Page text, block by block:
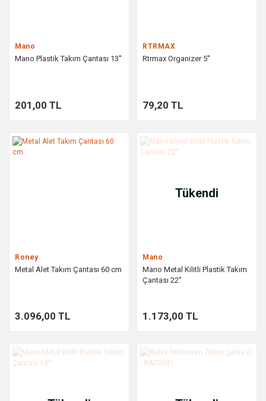
Mano
Mano Plastik Takım Çantası 13''
201,00 TL
RTRMAX
Rtrmax Organizer 5''
79,20 TL
Roney
Metal Alet Takım Çantası 60 cm
3.096,00 TL
Tükendi
Mano
Mano Metal Kilitli Plastik Takım
Çantası 22''
1.173,00 TL